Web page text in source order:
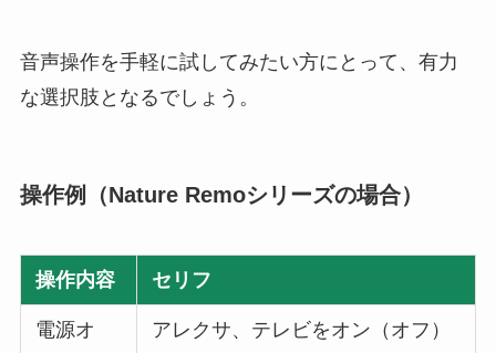
音声操作を手軽に試してみたい方にとって、有力
な選択肢となるでしょう。
操作例（Nature Remoシリーズの場合）
操作内容 セリフ
電源オ
アレクサ、テレビをオン（オフ）